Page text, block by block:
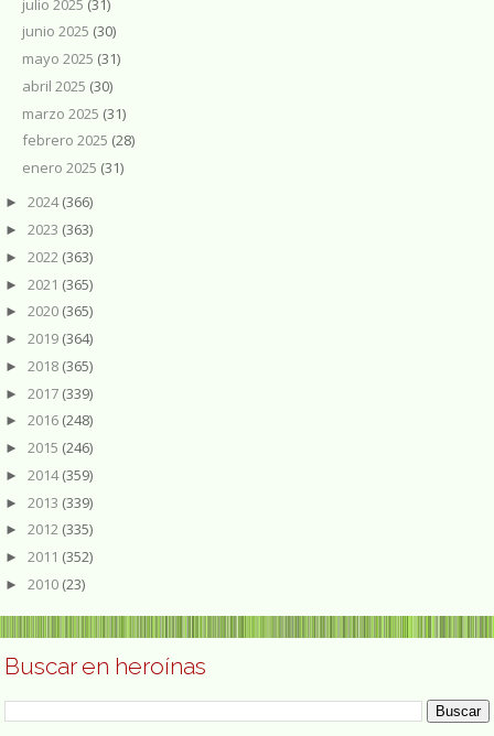
julio 2025 (31)
junio 2025 (30)
mayo 2025 (31)
abril 2025 (30)
marzo 2025 (31)
febrero 2025 (28)
enero 2025 (31)
► 2024(366)
► 2023 (363)
► 2022 (363)
► 2021 (365)
► 2020 (365)
► 2019 (364)
► 2018 (365)
► 2017 (339)
► 2016 (248)
► 2015 (246)
► 2014(359)
► 2013 (339)
► 2012 (335)
► 2011 (352)
► 2010 (23)
Buscar en heroínas